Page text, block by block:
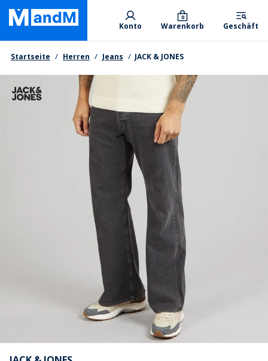
Skip
main
content
Primary departments
Konto Warenkorb
0
Geschäft
Brotkrumen
Startseite Herren Jeans JACK & JONES